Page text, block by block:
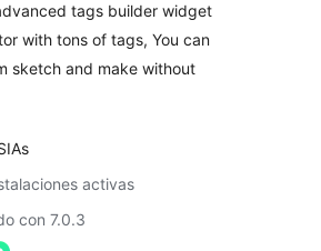
tags builder widget
with tons of tags, You can
sketch and make without
activas
con 7.0.3